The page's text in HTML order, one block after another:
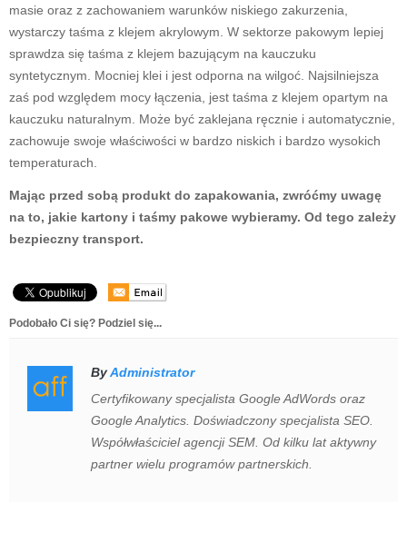
masie oraz z zachowaniem warunków niskiego zakurzenia,
wystarczy taśma z klejem akrylowym. W sektorze pakowym lepiej
sprawdza się taśma z klejem bazującym na kauczuku
syntetycznym. Mocniej klei i jest odporna na wilgoć. Najsilniejsza
zaś pod względem mocy łączenia, jest taśma z klejem opartym na
kauczuku naturalnym. Może być zaklejana ręcznie i automatycznie,
zachowuje swoje właściwości w bardzo niskich i bardzo wysokich
temperaturach.
Mając przed sobą produkt do zapakowania, zwróćmy uwagę
na to, jakie kartony i taśmy pakowe wybieramy. Od tego zależy
bezpieczny transport.
Podobało Ci się? Podziel się...
ByAdministrator
Certyfikowany specjalista Google AdWords oraz
Google Analytics. Doświadczony specjalista SEO.
Współwłaściciel agencji SEM. Od kilku lat aktywny
partner wielu programów partnerskich.